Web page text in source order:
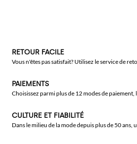
RETOUR FACILE
Vous n'êtes pas satisfait? Utilisez le service de
PAIEMENTS
Choisissez parmi plus de 12 modes de paiement,
CULTURE ET FIABILITÉ
Dans le milieu de la mode depuis plus de 50 ans,